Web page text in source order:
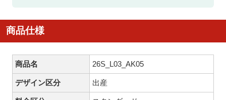
商品仕様
商品名 26S_L03_AK05
デザイン区分 出産